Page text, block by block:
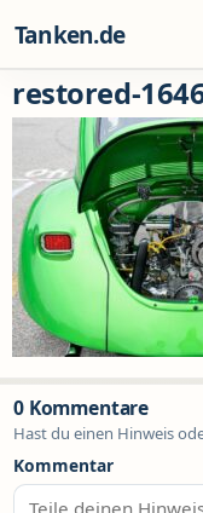
Tanken.de
restored-
0 Kommentare
Hast du einen Hinweis
Kommentar